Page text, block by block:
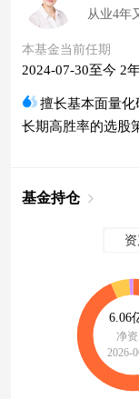
从业4年
本基金当前任期
2024-07-30至今 2
擅长基本面量
长期高胜率的选股
基金持仓
6.06
净
2026-